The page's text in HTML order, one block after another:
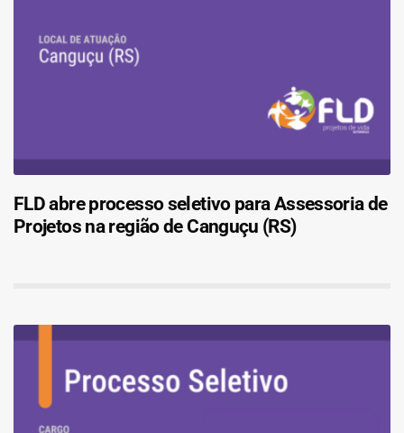
FLD abre processo seletivo para Assessoria de
Projetos na região de Canguçu (RS)